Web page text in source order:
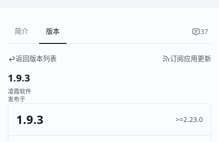
简介 版本 37
返回版本列表 订阅应用更新
1.9.3
凌霞软件
发布于
1.9.3 >=2.23.0